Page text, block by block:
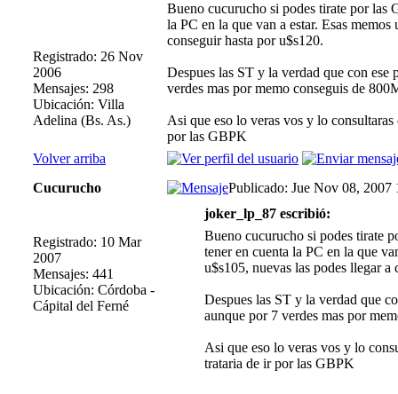
Registrado: 26 Nov
2006
Mensajes: 298
Ubicación: Villa
Adelina (Bs. As.)
Bueno cucurucho si podes tirate por las
la PC en la que van a estar. Esas
conseguir hasta por u$s120.
Despues las ST y la verdad que con ese
verdes mas por memo conseguis de
Asi que eso lo veras vos y lo
por las GBPK
Volver arriba
Cucurucho
Publicado: Jue Nov 08, 2007
Registrado: 10 Mar
2007
Mensajes: 441
Ubicación: Córdoba -
Cápital del Ferné
joker_lp_87 escribió:
Bueno cucurucho si podes tirate
tener en cuenta la PC en la que
u$s105, nuevas las podes llegar a
Despues las ST y la verdad que
aunque por 7 verdes mas por
Asi que eso lo veras vos y lo
trataria de ir por las GBPK